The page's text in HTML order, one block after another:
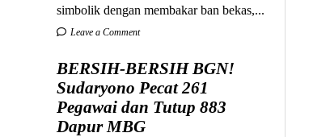
simbolik dengan membakar ban bekas,...
Leave a Comment
BERSIH-BERSIH BGN!
Sudaryono Pecat 261
Pegawai dan Tutup 883
Dapur MBG